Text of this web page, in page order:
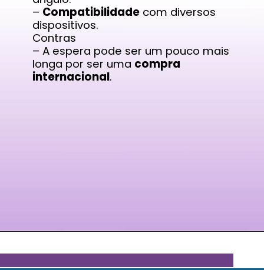
– Compatibilidade com diversos
dispositivos.
Contras
– A espera pode ser um pouco mais
longa por ser uma compra
internacional.